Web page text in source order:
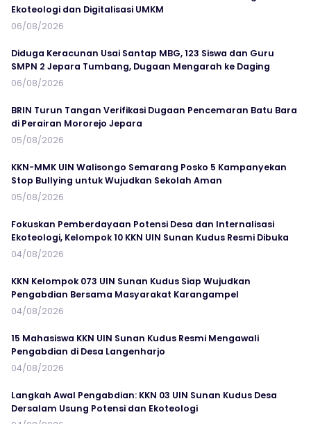
Ekoteologi dan Digitalisasi UMKM
06/08/2026
Diduga Keracunan Usai Santap MBG, 123 Siswa dan Guru
SMPN 2 Jepara Tumbang, Dugaan Mengarah ke Daging
06/08/2026
BRIN Turun Tangan Verifikasi Dugaan Pencemaran Batu Bara
di Perairan Mororejo Jepara
05/08/2026
KKN-MMK UIN Walisongo Semarang Posko 5 Kampanyekan
Stop Bullying untuk Wujudkan Sekolah Aman
05/08/2026
Fokuskan Pemberdayaan Potensi Desa dan Internalisasi
Ekoteologi, Kelompok 10 KKN UIN Sunan Kudus Resmi Dibuka
04/08/2026
KKN Kelompok 073 UIN Sunan Kudus Siap Wujudkan
Pengabdian Bersama Masyarakat Karangampel
04/08/2026
15 Mahasiswa KKN UIN Sunan Kudus Resmi Mengawali
Pengabdian di Desa Langenharjo
04/08/2026
Langkah Awal Pengabdian: KKN 03 UIN Sunan Kudus Desa
Dersalam Usung Potensi dan Ekoteologi